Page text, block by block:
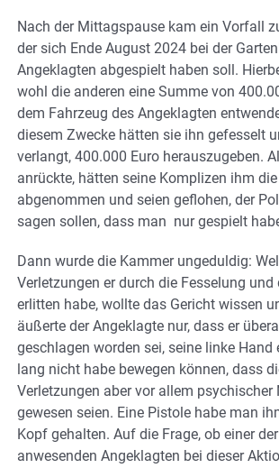
Nach der Mittagspause kam ein Vorfall
der sich Ende August 2024 bei der
Angeklagten abgespielt haben soll.
wohl die anderen eine Summe von
dem Fahrzeug des Angeklagten
diesem Zwecke hätten sie ihn gefesselt
verlangt, 400.000 Euro herauszugeben.
anrückte, hätten seine Komplizen ihm
abgenommen und seien geflohen, der
sagen sollen, dass man nur gespielt
Dann wurde die Kammer ungeduldig:
Verletzungen er durch die Fesselung und
erlitten habe, wollte das Gericht wissen
äußerte der Angeklagte nur, dass er
geschlagen worden sei, seine linke Hand
lang nicht habe bewegen können, dass
Verletzungen aber vor allem psychischer
gewesen seien. Eine Pistole habe man
Kopf gehalten. Auf die Frage, ob einer
anwesenden Angeklagten bei dieser